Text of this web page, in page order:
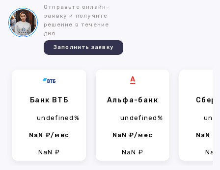
Отправьте онлайн-
заявку и получите
решение в течение
дня
Заполнить заявку
Банк ВТБ
undefined%
NaN ₽/мес
NaN ₽
Альфа-банк
undefined%
NaN ₽/мес
NaN ₽
NaN